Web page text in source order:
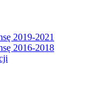
2019-2021
2016-2018